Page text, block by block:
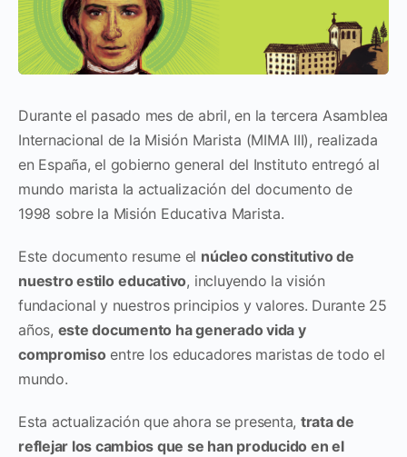
Durante el pasado mes de abril, en la tercera Asamblea
Internacional de la Misión Marista (MIMA III), realizada
en España, el gobierno general del Instituto entregó al
mundo marista la actualización del documento de
1998 sobre la Misión Educativa Marista.
Este documento resume el núcleo constitutivo de
nuestro estilo educativo, incluyendo la visión
fundacional y nuestros principios y valores. Durante 25
años, este documento ha generado vida y
compromiso entre los educadores maristas de todo el
mundo.
Esta actualización que ahora se presenta, trata de
reflejar los cambios que se han producido en el